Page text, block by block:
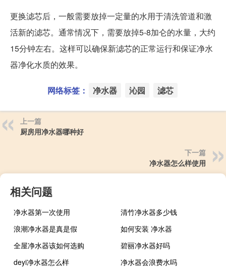
更换滤芯后，一般需要放掉一定量的水用于清洗管道和激
活新的滤芯。通常情况下，需要放掉5-8加仑的水量，大约
15分钟左右。这样可以确保新滤芯的正常运行和保证净水
器净化水质的效果。
网络标签： 净水器 沁园 滤芯
上一篇
厨房用净水器哪种好
下一篇
净水器怎么样使用
相关问题
净水器第一次使用
清竹净水器多少钱
浪潮净水器是真是假
如何安装 净水器
全屋净水器该如何选购
碧丽净水器好吗
deyi净水器怎么样
净水器会浪费水吗